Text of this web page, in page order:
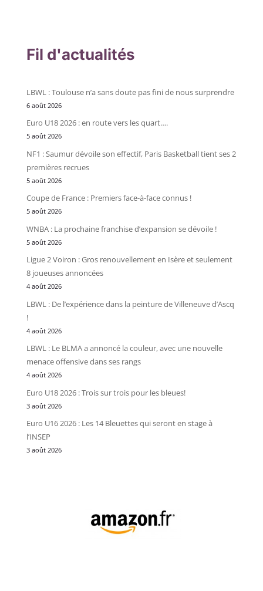
Fil d'actualités
LBWL : Toulouse n’a sans doute pas fini de nous surprendre
6 août 2026
Euro U18 2026 : en route vers les quart….
5 août 2026
NF1 : Saumur dévoile son effectif, Paris Basketball tient ses 2
premières recrues
5 août 2026
Coupe de France : Premiers face-à-face connus !
5 août 2026
WNBA : La prochaine franchise d’expansion se dévoile !
5 août 2026
Ligue 2 Voiron : Gros renouvellement en Isère et seulement
8 joueuses annoncées
4 août 2026
LBWL : De l’expérience dans la peinture de Villeneuve d’Ascq
!
4 août 2026
LBWL : Le BLMA a annoncé la couleur, avec une nouvelle
menace offensive dans ses rangs
4 août 2026
Euro U18 2026 : Trois sur trois pour les bleues!
3 août 2026
Euro U16 2026 : Les 14 Bleuettes qui seront en stage à
l’INSEP
3 août 2026